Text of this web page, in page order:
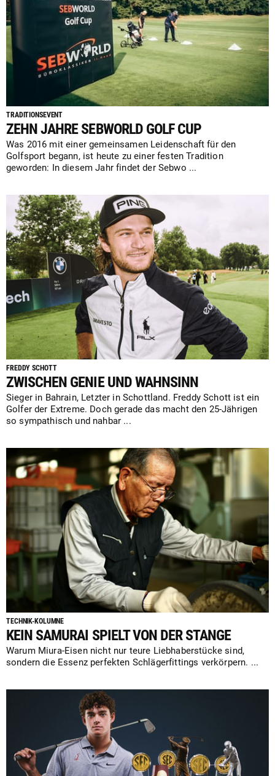
TRADITIONSEVENT
ZEHN JAHRE SEBWORLD GOLF CUP
Was 2016 mit einer gemeinsamen Leidenschaft für den
Golfsport begann, ist heute zu einer festen Tradition
geworden: In diesem Jahr findet der Sebwo ...
FREDDY SCHOTT
ZWISCHEN GENIE UND WAHNSINN
Sieger in Bahrain, Letzter in Schottland. Freddy Schott ist ein
Golfer der Extreme. Doch gerade das macht den 25-Jährigen
so sympathisch und nahbar ...
TECHNIK-KOLUMNE
KEIN SAMURAI SPIELT VON DER STANGE
Warum Miura-Eisen nicht nur teure Liebhaberstücke sind,
sondern die Essenz perfekten Schlägerfittings verkörpern. ...